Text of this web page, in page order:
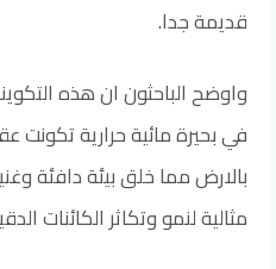
قديمة جدا.
واوضح الباحثون ان هذه
في بحيرة مائية حرارية
بالارض مما خلق بيئة دافئة
مثالية لنمو وتكاثر الكائنات